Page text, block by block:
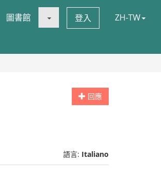
圖書館 登入 ZH-TW
回應
語言: Italiano